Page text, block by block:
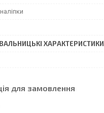
ХАРАКТЕРИСТИКИ
для замовлення